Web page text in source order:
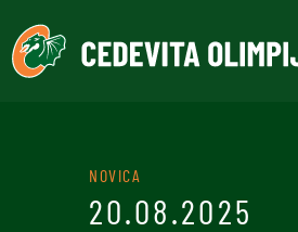
NOVICA
20.08.2025